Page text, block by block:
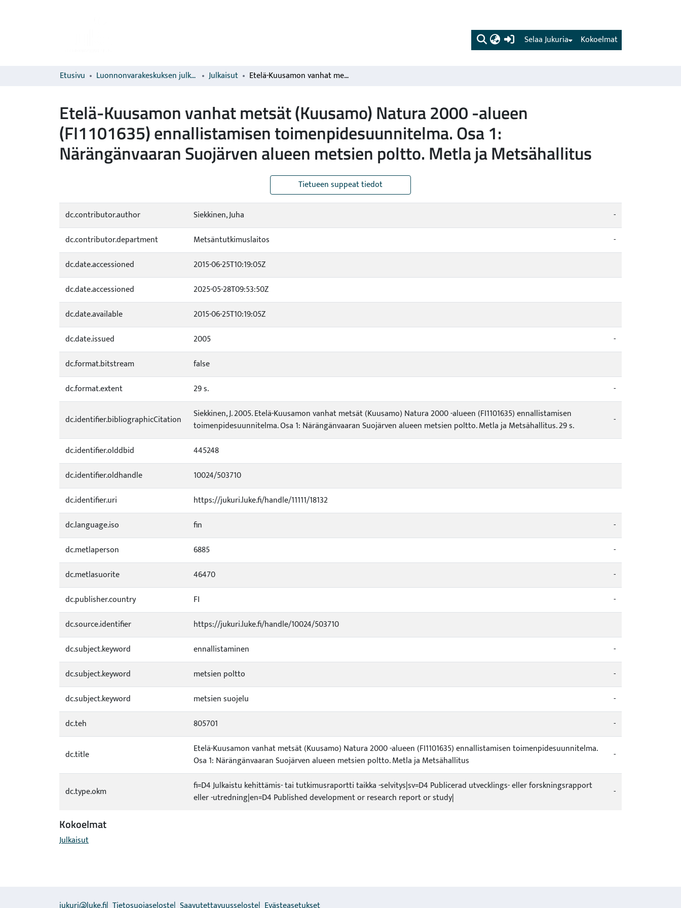
(current) Kokoelmat
Selaa Jukuria
Etusivu Luonnonvarakeskuksen julkaisut Julkaisut Etelä-Kuusamon vanhat metsät (Kuusamo) Natura 2000 -alueen (FI1101635) ennallistamisen toimenpidesuunnitelma. Osa 1: Närängänvaaran Suojärven alueen metsien poltto. Metla ja Metsähallitus
Etelä-Kuusamon vanhat metsät (Kuusamo) Natura 2000 -alueen
(FI1101635) ennallistamisen toimenpidesuunnitelma. Osa 1:
Närängänvaaran Suojärven alueen metsien poltto. Metla ja Metsähallitus
Tietueen suppeat tiedot
dc.contributor.author Siekkinen, Juha
-
dc.contributor.department
Metsäntutkimuslaitos
-
dc.date.accessioned
2015-06-25T10:19:05Z
dc.date.accessioned
2025-05-28T09:53:50Z
dc.date.available
2015-06-25T10:19:05Z
dc.date.issued
2005
-
dc.format.bitstream
false
dc.format.extent
29 s. -
dc.identifier.bibliographicCitation
Siekkinen, J. 2005. Etelä-Kuusamon vanhat metsät (Kuusamo) Natura 2000 -alueen (FI1101635) ennallistamisen
toimenpidesuunnitelma. Osa 1: Närängänvaaran Suojärven alueen metsien poltto. Metla ja Metsähallitus. 29 s.
-
dc.identifier.olddbid
445248
dc.identifier.oldhandle
10024/503710
dc.identifier.uri
https://jukuri.luke.fi/handle/11111/18132
dc.language.iso
fin
-
dc.metlaperson
6885
-
dc.metlasuorite
46470
-
dc.publisher.country
FI
-
dc.source.identifier
https://jukuri.luke.fi/handle/10024/503710
dc.subject.keyword
ennallistaminen
-
dc.subject.keyword
metsien poltto
-
dc.subject.keyword
metsien suojelu
-
dc.teh
805701 -
dc.title
Etelä-Kuusamon vanhat metsät (Kuusamo) Natura 2000 -alueen (FI1101635) ennallistamisen toimenpidesuunnitelma.
Osa 1: Närängänvaaran Suojärven alueen metsien poltto. Metla ja Metsähallitus
-
dc.type.okm
fi=D4 Julkaistu kehittämis- tai tutkimusraportti taikka -selvitys|sv=D4 Publicerad utvecklings- eller forskningsrapport
eller -utredning|en=D4 Published development or research report or study|
-
Kokoelmat
Julkaisut